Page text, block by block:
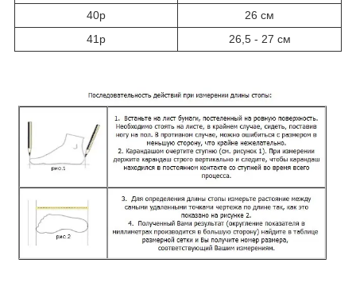
40р
26 см
41р
26,5 - 27 см